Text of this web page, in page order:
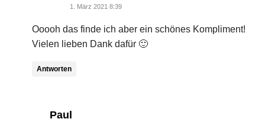
1. März 2021 8:39
Ooooh das finde ich aber ein schönes Kompliment!
Vielen lieben Dank dafür 🙂
Antworten
Paul